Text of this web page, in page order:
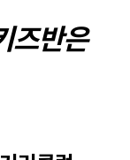
즈반은